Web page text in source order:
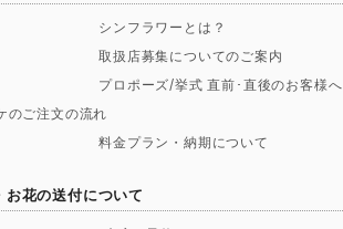
シンフラワーとは？
取扱店募集についてのご案内
プロポーズ/挙式 直前･直後のお客様へ
のご注文の流れ
料金プラン・納期について
花の送付について